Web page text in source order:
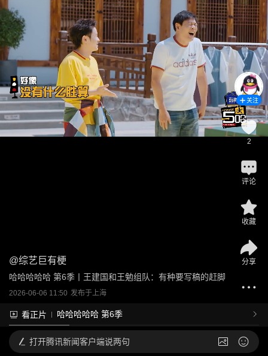
@综艺巨有梗
哈哈哈哈哈 第6季丨王建国和王勉组队：有种要写稿的赶脚
2026-06-06 11:50 发布于上海
看正片 哈哈哈哈哈 第6季
关注
2
评论
收藏
分享
打开腾讯新闻客户端说两句